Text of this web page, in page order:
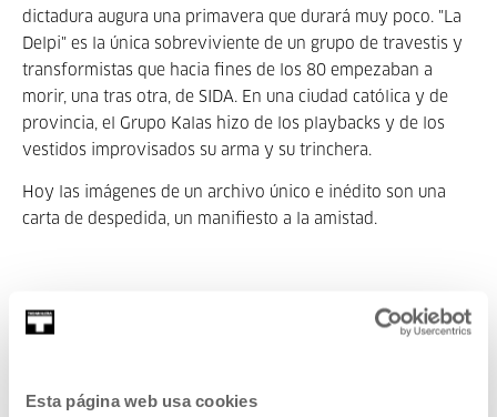
Esta página web usa cookies
dictadura augura una primavera que durará muy poco. "La
Delpi" es la única sobreviviente de un grupo de travestis y
transformistas que hacia fines de los 80 empezaban a
morir, una tras otra, de SIDA. En una ciudad católica y de
provincia, el Grupo Kalas hizo de los playbacks y de los
vestidos improvisados su arma y su trinchera.
Hoy las imágenes de un archivo único e inédito son una
carta de despedida, un manifiesto a la amistad.
ópera prima "El silencio es un cuerpo que cae" en IDFA, film